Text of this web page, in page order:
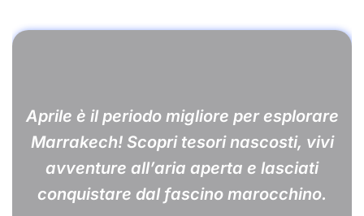
Aprile è il periodo migliore per esplorare
Marrakech! Scopri tesori nascosti, vivi
avventure all’aria aperta e lasciati
conquistare dal fascino marocchino.